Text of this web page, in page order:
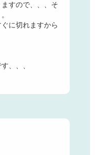
すので、、、そ
に切れますから
、、、